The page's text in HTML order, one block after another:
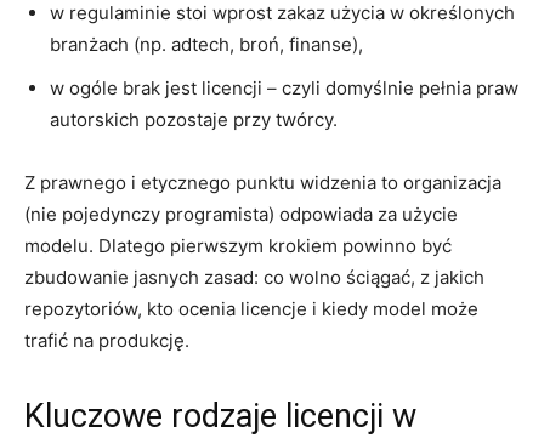
w regulaminie stoi wprost zakaz użycia w określonych
branżach (np. adtech, broń, finanse),
w ogóle brak jest licencji – czyli domyślnie pełnia praw
autorskich pozostaje przy twórcy.
Z prawnego i etycznego punktu widzenia to organizacja
(nie pojedynczy programista) odpowiada za użycie
modelu. Dlatego pierwszym krokiem powinno być
zbudowanie jasnych zasad: co wolno ściągać, z jakich
repozytoriów, kto ocenia licencje i kiedy model może
trafić na produkcję.
Kluczowe rodzaje licencji w